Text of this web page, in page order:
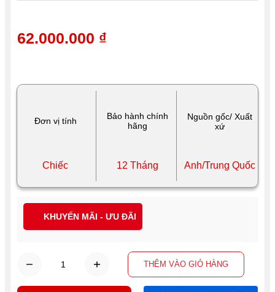
Đơn vị tính
Bảo hành chính
hãng
Nguồn gốc/ Xuất
xứ
Chiếc 12 Tháng Anh/Trung Quốc
THÊM VÀO GIỎ HÀNG
62.000.000 ₫
KHUYẾN MÃI - ƯU ĐÃI